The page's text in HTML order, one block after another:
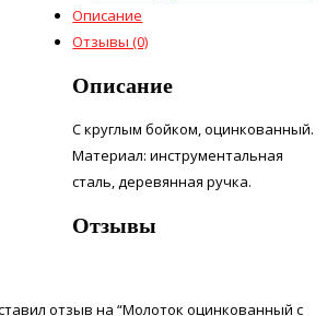
Описание
Отзывы (0)
Описание
С круглым бойком, оцинкованный.
Материал: инструментальная
сталь, деревянная ручка.
Отзывы
отзыв на “Молоток оцинкованный с